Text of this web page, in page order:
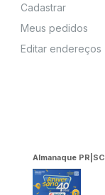
Cadastrar
Meus pedidos
Editar endereços
Almanaque PR|SC